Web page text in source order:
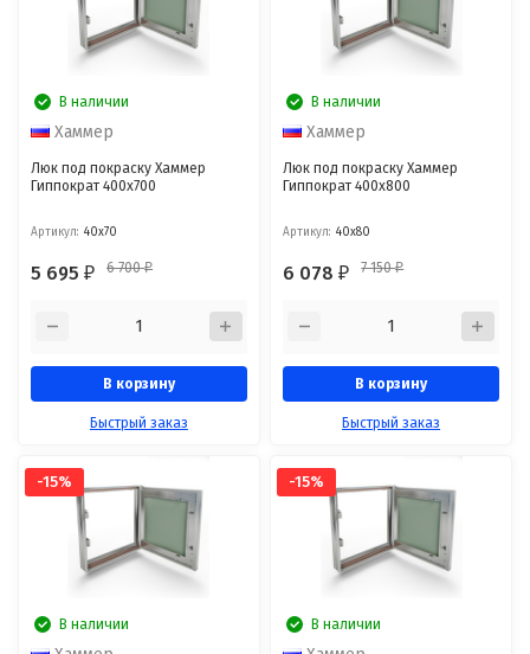
В наличии
Хаммер
Люк под покраску Хаммер
Гиппократ 400x700
Артикул: 40x70
5 695₽ 6 700₽
В корзину
Быстрый заказ
В наличии
Хаммер
Люк под покраску Хаммер
Гиппократ 400x800
Артикул: 40x80
6 078₽ 7 150₽
В корзину
Быстрый заказ
-15%
В наличии
-15%
В наличии